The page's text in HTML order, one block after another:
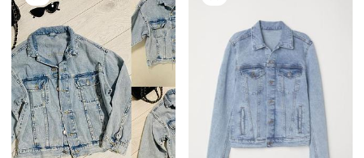
295 грн 4
H&M
450 грн
H&M